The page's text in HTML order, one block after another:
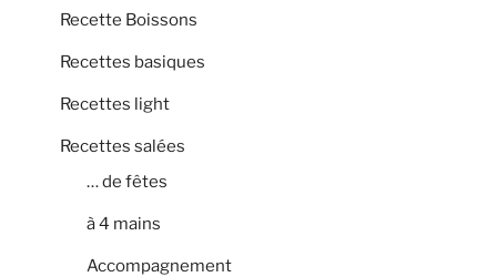
Recette Boissons
Recettes basiques
Recettes light
Recettes salées
… de fêtes
à 4 mains
Accompagnement